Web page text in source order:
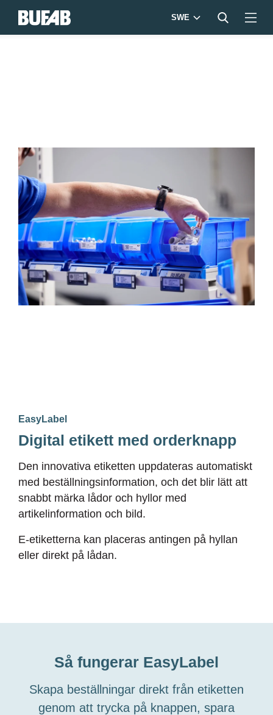
SWE
BUFAB-
230223-
1079-
LOWRES
EasyLabel
Digital etikett med orderknapp
Den innovativa etiketten uppdateras automatiskt
med beställningsinformation, och det blir lätt att
snabbt märka lådor och hyllor med
artikelinformation och bild.
E-etiketterna kan placeras antingen på hyllan
eller direkt på lådan.
Så fungerar EasyLabel
Skapa beställningar direkt från etiketten
genom att trycka på knappen, spara